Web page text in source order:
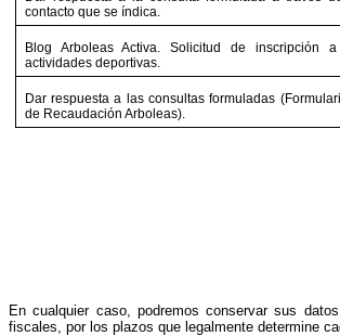
contacto que se índica.
Blog Arboleas Activa. Solicitud de inscripción
actividades deportivas.
Dar respuesta a las consultas formuladas
de Recaudación Arboleas).
En cualquier caso, podremos conservar sus
fiscales, por los plazos que legalmente determine